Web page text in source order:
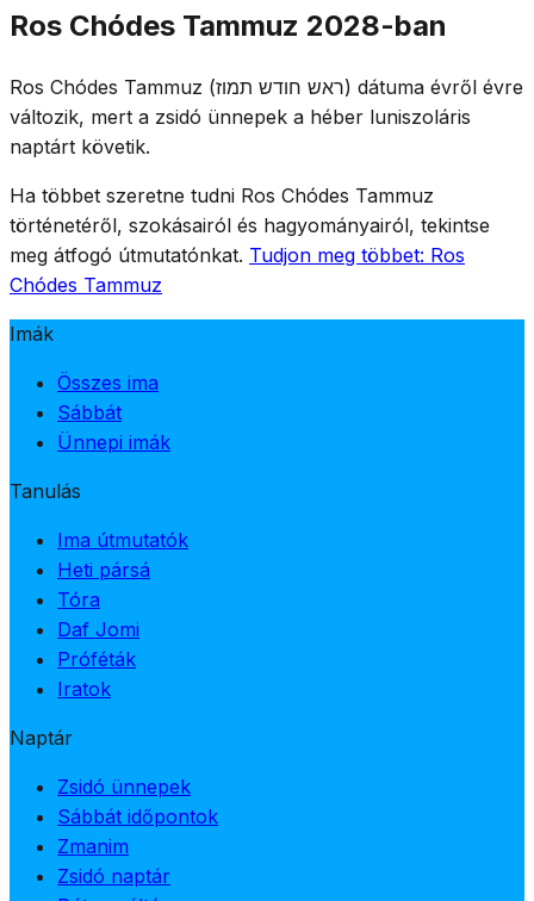
A szokásos Ros Chódes imákat mondják: fél Hállél,
Jáálé VeJávó, a Tóra-olvasmány és Muszáf. Bár Ros
Chódes önmagában örömteli nap, a közösség tudatában
van annak, hogy a komor Három Hét időszak a hónap
későbbi részében, Támuz 17-én kezdődik.
Ros Chódes Tammuz 2028-ban
Ros Chódes Tammuz (ראש חודש תמוז) dátuma évről évre
változik, mert a zsidó ünnepek a héber luniszoláris
naptárt követik.
Ha többet szeretne tudni Ros Chódes Tammuz
történetéről, szokásairól és hagyományairól, tekintse
meg átfogó útmutatónkat. Tudjon meg többet: Ros
Chódes Tammuz
Imák
Összes ima
Sábbát
Ünnepi imák
Tanulás
Ima útmutatók
Heti pársá
Tóra
Daf Jomi
Próféták
Iratok
Naptár
Zsidó ünnepek
Sábbát időpontok
Zmanim
Zsidó naptár